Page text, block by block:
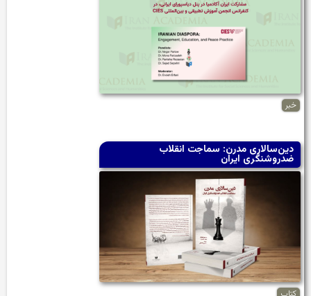
خبر
دین‌سالاری مدرن: سماجت انقلاب
ضدروشنگری ایران